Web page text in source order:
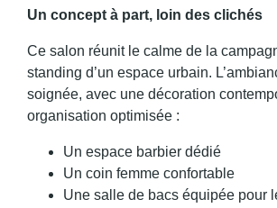
Un concept à part, loin des clichés
Ce salon réunit le calme de la
standing d’un espace urbain.
soignée, avec une décoration
organisation optimisée :
Un espace barbier dédié
Un coin femme confortable
Une salle de bacs équipée pour